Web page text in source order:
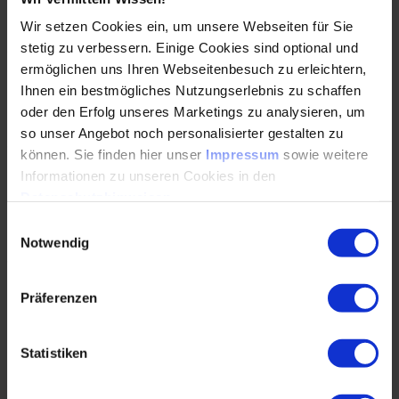
Wir setzen Cookies ein, um unsere Webseiten für Sie
stetig zu verbessern. Einige Cookies sind optional und
ermöglichen uns Ihren Webseitenbesuch zu erleichtern,
Ihnen ein bestmögliches Nutzungserlebnis zu schaffen
oder den Erfolg unseres Marketings zu analysieren, um
so unser Angebot noch personalisierter gestalten zu
können. Sie finden hier unser Impressum sowie weitere
Informationen zu unseren Cookies in den
Notwendig
Präferenzen
Statistiken
Energie, vorhandene Ressourcen werden effizienter
genutzt. Weitere Nachhaltigkeitsgewinne entstehen durch
die Verfügbarkeit von Daten, die Auskunft über den
Material- und Ressourcenverbrauch entlang der
Produktlebenszyklen geben. Je nach Unternehmen und
Ursprungsland ist es sogar bereits gesetzlich
vorgeschrieben, diese Informationen zu dokumentieren.
Unabhängig davon besteht aber auch den Wunsch auf
kennen, um sie auf dieser Wissensbasis optimieren zu
können. Zumal mit der Datentransparenz Einbußen in der
Qualität aufgedeckt werden können, was dann im weiteren
Herr Mueller, wird es Zeit für die „Industrie 5.0“? Und was
bedeutet das für die Fertigungsindustrie in fünf bis zehn